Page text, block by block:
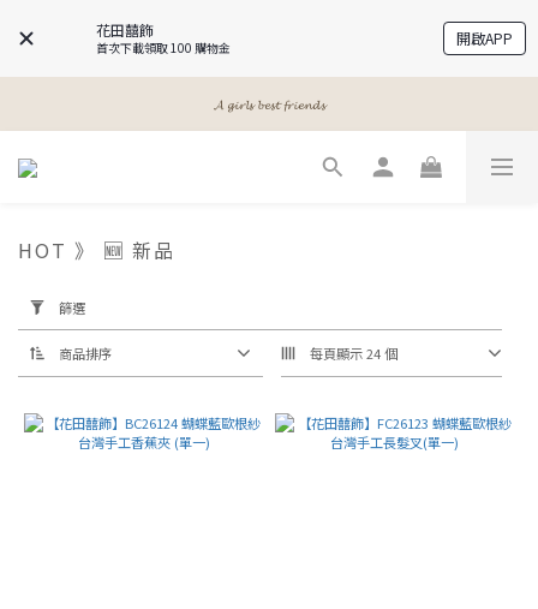
花田囍飾
首次下載領取 100 購物金 開啟APP
𝓐 𝓰𝓲𝓻𝓵𝓼 𝓫𝓮𝓼𝓽 𝓯𝓻𝓲𝓮𝓷𝓭𝓼
𝓐 𝓰𝓲𝓻𝓵𝓼 𝓫𝓮𝓼𝓽 𝓯𝓻𝓲𝓮𝓷𝓭𝓼
用
選
(0/20)
價格
(NT$)
HOT 》 🆕 新品
篩選
商品排序 每頁顯示 24 個